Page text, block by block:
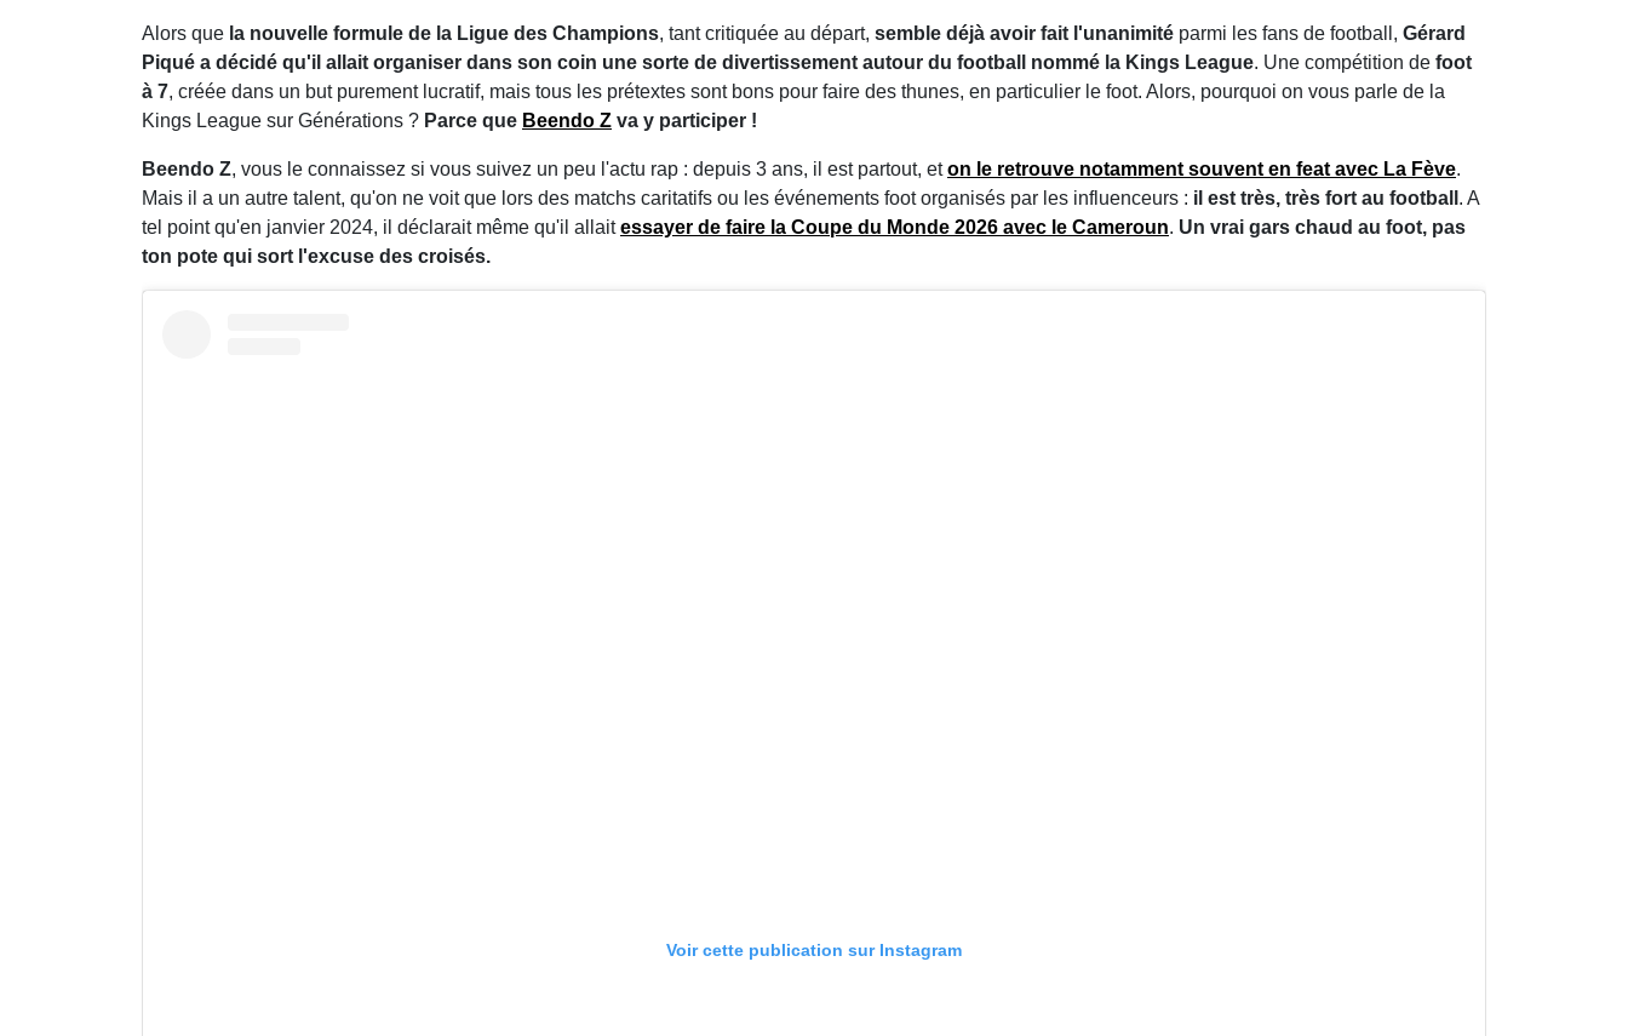
Alors que la nouvelle formule de la Ligue des Champions, tant critiquée au départ, semble déjà avoir fait l'unanimité parmi les fans de football, Gérard
Piqué a décidé qu'il allait organiser dans son coin une sorte de divertissement autour du football nommé la Kings League. Une compétition de foot
à 7, créée dans un but purement lucratif, mais tous les prétextes sont bons pour faire des thunes, en particulier le foot. Alors, pourquoi on vous parle de la
Kings League sur Générations ? Parce que Beendo Z va y participer !
Beendo Z, vous le connaissez si vous suivez un peu l'actu rap : depuis 3 ans, il est partout, eton le retrouve notamment souvent en feat avec La Fève.
Mais il a un autre talent, qu'on ne voit que lors des matchs caritatifs ou les événements foot organisés par les influenceurs : il est très, très fort au football . A
tel point qu'en janvier 2024, il déclarait même qu'il allaitessayer de faire la Coupe du Monde 2026 avec le Cameroun. Un vrai gars chaud au foot, pas
ton pote qui sort l'excuse des croisés.
Voir cette publication sur Instagram